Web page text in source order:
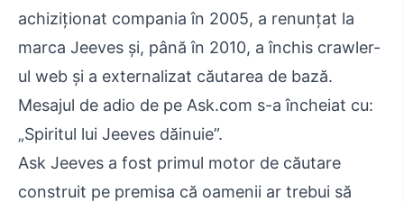
achiziționat compania în 2005, a renunțat la
marca Jeeves și, până în 2010, a închis crawler-
ul web și a externalizat căutarea de bază.
Mesajul de adio de pe Ask.com s-a încheiat cu:
„Spiritul lui Jeeves dăinuie”.
Ask Jeeves a fost primul motor de căutare
construit pe premisa că oamenii ar trebui să